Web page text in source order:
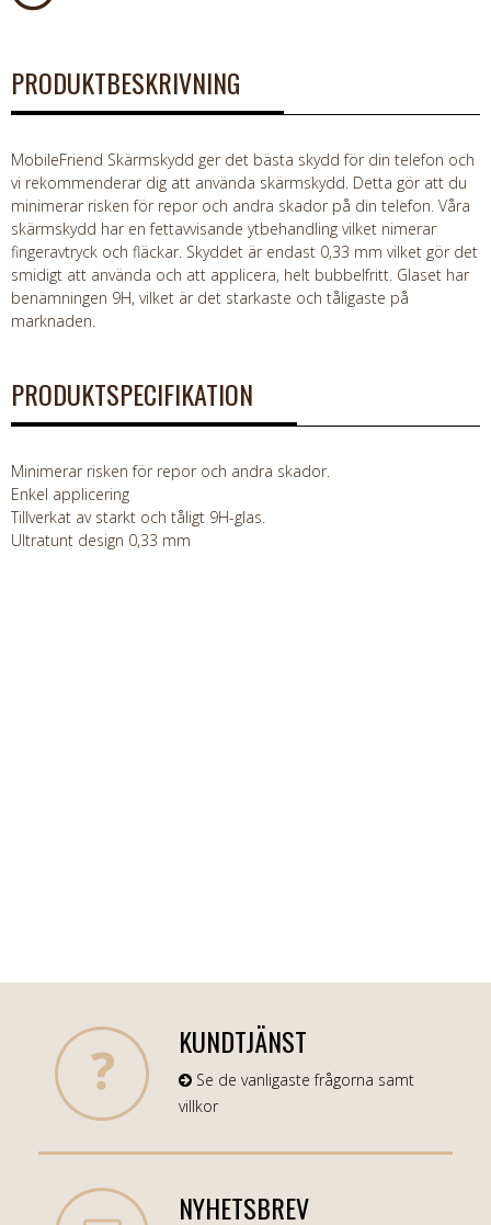
PRODUKTBESKRIVNING
MobileFriend Skärmskydd ger det bästa skydd för din telefon och
vi rekommenderar dig att använda skärmskydd. Detta gör att du
minimerar risken för repor och andra skador på din telefon. Våra
skärmskydd har en fettavvisande ytbehandling vilket nimerar
fingeravtryck och fläckar. Skyddet är endast 0,33 mm vilket gör det
smidigt att använda och att applicera, helt bubbelfritt. Glaset har
benämningen 9H, vilket är det starkaste och tåligaste på
marknaden.
PRODUKTSPECIFIKATION
Minimerar risken för repor och andra skador.
Enkel applicering
Tillverkat av starkt och tåligt 9H-glas.
Ultratunt design 0,33 mm
KUNDTJÄNST
Se de vanligaste frågorna samt
villkor
NYHETSBREV